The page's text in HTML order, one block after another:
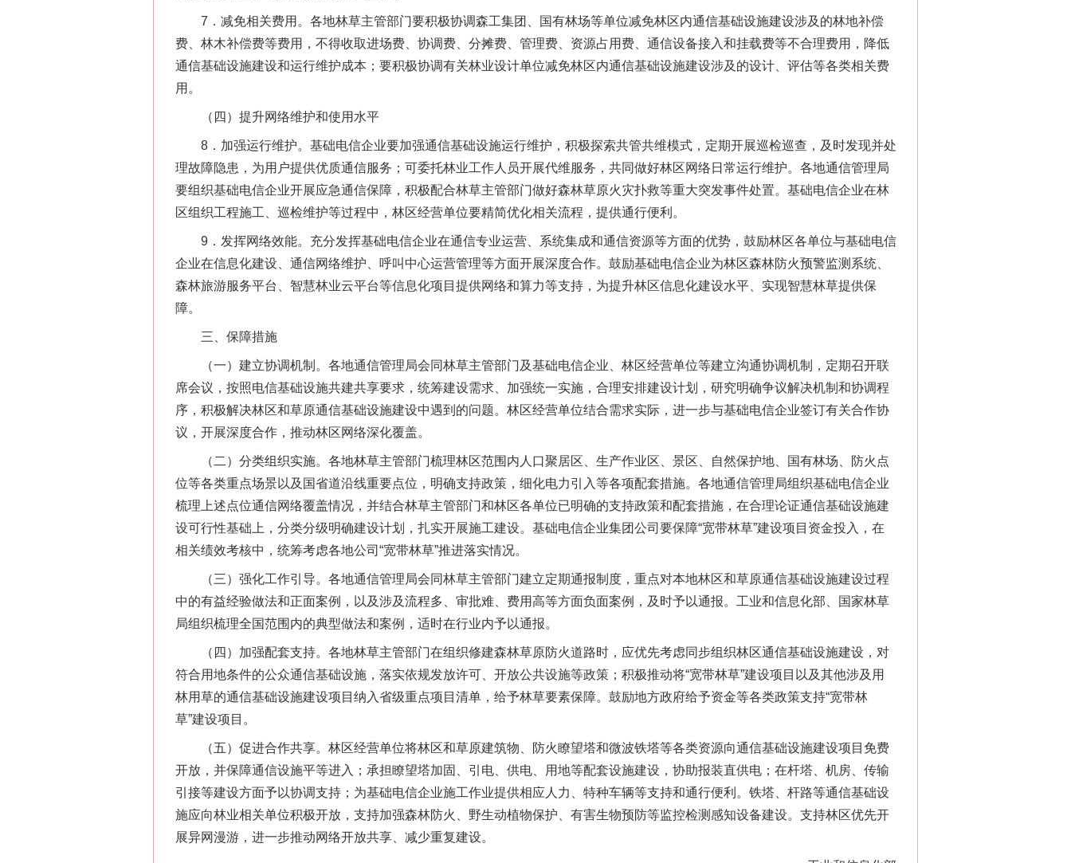
7．减免相关费用。各地林草主管部门要积极协调森工集团、国有林场等单位减免林区内通信基础设施建设涉及的林地补偿
费、林木补偿费等费用，不得收取进场费、协调费、分摊费、管理费、资源占用费、通信设备接入和挂载费等不合理费用，降低
通信基础设施建设和运行维护成本；要积极协调有关林业设计单位减免林区内通信基础设施建设涉及的设计、评估等各类相关费
用。
（四）提升网络维护和使用水平
8．加强运行维护。基础电信企业要加强通信基础设施运行维护，积极探索共管共维模式，定期开展巡检巡查，及时发现并处
理故障隐患，为用户提供优质通信服务；可委托林业工作人员开展代维服务，共同做好林区网络日常运行维护。各地通信管理局
要组织基础电信企业开展应急通信保障，积极配合林草主管部门做好森林草原火灾扑救等重大突发事件处置。基础电信企业在林
区组织工程施工、巡检维护等过程中，林区经营单位要精简优化相关流程，提供通行便利。
9．发挥网络效能。充分发挥基础电信企业在通信专业运营、系统集成和通信资源等方面的优势，鼓励林区各单位与基础电信
企业在信息化建设、通信网络维护、呼叫中心运营管理等方面开展深度合作。鼓励基础电信企业为林区森林防火预警监测系统、
森林旅游服务平台、智慧林业云平台等信息化项目提供网络和算力等支持，为提升林区信息化建设水平、实现智慧林草提供保
障。
三、保障措施
（一）建立协调机制。各地通信管理局会同林草主管部门及基础电信企业、林区经营单位等建立沟通协调机制，定期召开联
席会议，按照电信基础设施共建共享要求，统筹建设需求、加强统一实施，合理安排建设计划，研究明确争议解决机制和协调程
序，积极解决林区和草原通信基础设施建设中遇到的问题。林区经营单位结合需求实际，进一步与基础电信企业签订有关合作协
议，开展深度合作，推动林区网络深化覆盖。
（二）分类组织实施。各地林草主管部门梳理林区范围内人口聚居区、生产作业区、景区、自然保护地、国有林场、防火点
位等各类重点场景以及国省道沿线重要点位，明确支持政策，细化电力引入等各项配套措施。各地通信管理局组织基础电信企业
梳理上述点位通信网络覆盖情况，并结合林草主管部门和林区各单位已明确的支持政策和配套措施，在合理论证通信基础设施建
设可行性基础上，分类分级明确建设计划，扎实开展施工建设。基础电信企业集团公司要保障“宽带林草”建设项目资金投入，在
相关绩效考核中，统筹考虑各地公司“宽带林草”推进落实情况。
（三）强化工作引导。各地通信管理局会同林草主管部门建立定期通报制度，重点对本地林区和草原通信基础设施建设过程
中的有益经验做法和正面案例，以及涉及流程多、审批难、费用高等方面负面案例，及时予以通报。工业和信息化部、国家林草
局组织梳理全国范围内的典型做法和案例，适时在行业内予以通报。
（四）加强配套支持。各地林草主管部门在组织修建森林草原防火道路时，应优先考虑同步组织林区通信基础设施建设，对
符合用地条件的公众通信基础设施，落实依规发放许可、开放公共设施等政策；积极推动将“宽带林草”建设项目以及其他涉及用
林用草的通信基础设施建设项目纳入省级重点项目清单，给予林草要素保障。鼓励地方政府给予资金等各类政策支持“宽带林
草”建设项目。
（五）促进合作共享。林区经营单位将林区和草原建筑物、防火瞭望塔和微波铁塔等各类资源向通信基础设施建设项目免费
开放，并保障通信设施平等进入；承担瞭望塔加固、引电、供电、用地等配套设施建设，协助报装直供电；在杆塔、机房、传输
引接等建设方面予以协调支持；为基础电信企业施工作业提供相应人力、特种车辆等支持和通行便利。铁塔、杆路等通信基础设
施应向林业相关单位积极开放，支持加强森林防火、野生动植物保护、有害生物预防等监控检测感知设备建设。支持林区优先开
展异网漫游，进一步推动网络开放共享、减少重复建设。
网上购药对药下症？
茶叶“炒上天”
这是一记警钟！ 谢谢有你温暖了四季 法官巧妙执行解纠纷
在谋一域中谋全局
今年投资意愿榜揭晓 新中国诞生的见证
习近平的博鳌关键词
魏明亮严重违纪违法案透视
千亩耕地变“别墅”